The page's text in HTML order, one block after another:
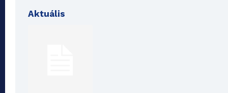
Aktuális